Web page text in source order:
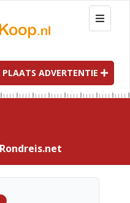
T
o
g
l
e
n
a
t
PLAATS ADVERTENTIE
Rondreis.net